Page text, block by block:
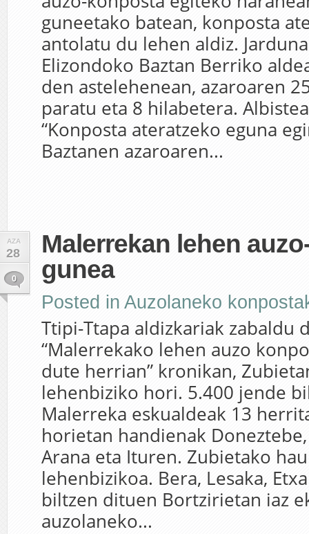
guneetako batean, konposta
antolatu du lehen aldiz.
Elizondoko Baztan Berriko
den astelehenean, azaroaren
paratu eta 8 hilabetera.
“Konposta ateratzeko eguna
Baztanen azaroaren...
AZA
28
0
Malerrekan lehen
gunea
Posted in Auzolaneko
Ttipi-Ttapa aldizkariak zabaldu
“Malerrekako lehen auzo
dute herrian” kronikan,
lehenbiziko hori. 5.400 jende
Malerreka eskualdeak 13
horietan handienak
Arana eta Ituren. Zubietako
lehenbizikoa. Bera, Lesaka,
biltzen dituen Bortzirietan iaz
auzolaneko...